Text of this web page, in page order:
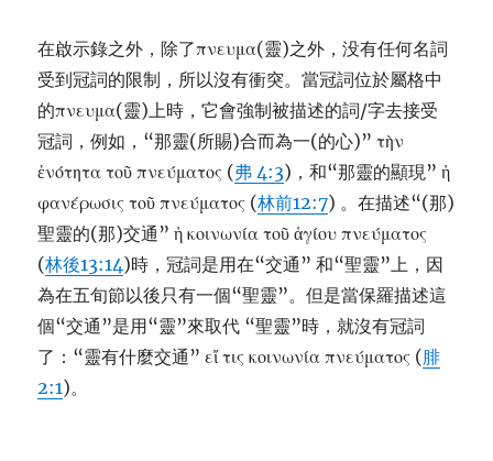
在啟示錄之外，除了πνευμα(靈)之外，没有任何名詞
受到冠詞的限制，所以沒有衝突。當冠詞位於屬格中
的πνευμα(靈)上時，它會強制被描述的詞/字去接受
冠詞，例如，“那靈(所賜)合而為一(的心)” τὴν
ἑνότητα τοῦ πνεύματος (弗 4:3)，和“那靈的顯現” ἡ
φανέρωσις τοῦ πνεύματος (林前12:7) 。在描述“(那)
聖靈的(那)交通” ἡ κοινωνία τοῦ ἁγίου πνεύματος
(林後13:14)時，冠詞是用在“交通” 和“聖靈”上，因
為在五旬節以後只有一個“聖靈”。但是當保羅描述這
個“交通”是用“靈”來取代 “聖靈”時，就沒有冠詞
了：“靈有什麼交通” εἴ τις κοινωνία πνεύματος (腓
2:1)。